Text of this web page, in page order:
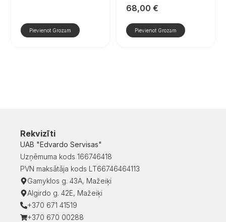
Pievienot Grozam
68,00 €
Pievienot Grozam
Rekvizīti
UAB "Edvardo Servisas"
Uzņēmuma kods 166746418
PVN maksātāja kods LT66746464113
Gamyklos g. 43A, Mažeiķi
Algirdo g. 42E, Mažeiķi
+370 671 41519
+370 670 00288